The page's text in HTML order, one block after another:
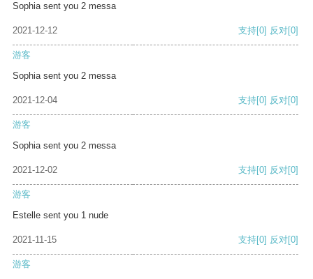
Sophia sent you 2 messa
2021-12-12 支持[0] 反对[0]
游客
Sophia sent you 2 messa
2021-12-04 支持[0] 反对[0]
游客
Sophia sent you 2 messa
2021-12-02 支持[0] 反对[0]
游客
Estelle sent you 1 nude
2021-11-15 支持[0] 反对[0]
游客